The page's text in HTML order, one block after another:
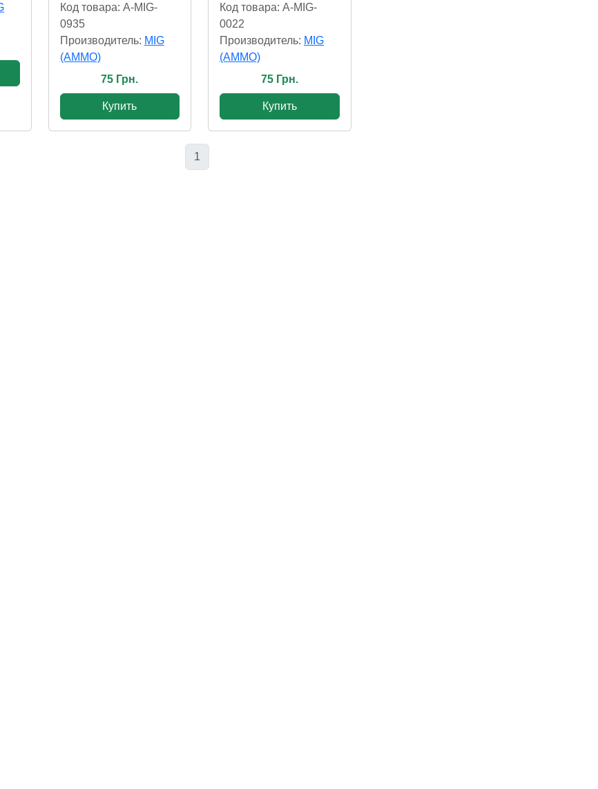
Код товара: A-MIG-
0935
Производитель: MIG
(AMMO)
75 Грн.
Купить
Код товара: A-MIG-
0022
Производитель: MIG
(AMMO)
75 Грн.
Купить
1